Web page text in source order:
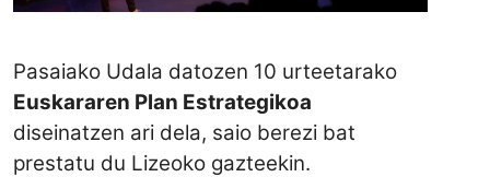
Pasaiako Udala datozen 10 urteetarako
Euskararen Plan Estrategikoa
diseinatzen ari dela, saio berezi bat
prestatu du Lizeoko gazteekin.